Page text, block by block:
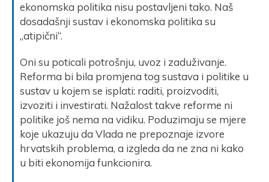
ekonomska politika nisu postavljeni tako. Naš
dosadašnji sustav i ekonomska politika su
„atipični“.
Oni su poticali potrošnju, uvoz i zaduživanje.
Reforma bi bila promjena tog sustava i politike u
sustav u kojem se isplati: raditi, proizvoditi,
izvoziti i investirati. Nažalost takve reforme ni
politike još nema na vidiku. Poduzimaju se mjere
koje ukazuju da Vlada ne prepoznaje izvore
hrvatskih problema, a izgleda da ne zna ni kako
u biti ekonomija funkcionira.